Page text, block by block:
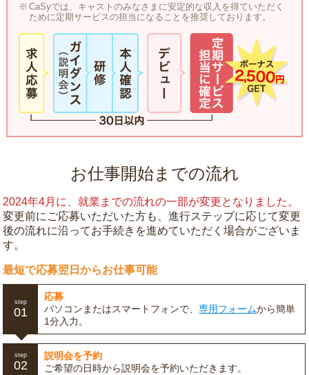
CaSyでは、キャストのみなさまに安定的な収入を得ていただく
ために定期サービスの担当になることを推奨しております。
お仕事開始までの流れ
2024年4月に、就業までの流れの一部が変更となりました。
変更前にご応募いただいた方も、進行ステップに応じて変更
後の流れに沿ってお手続きを進めていただく場合がございま
す。
最短で応募翌日からお仕事可能
step
01
応募
パソコンまたはスマートフォンで、専用フォームから簡単
1分入力。
step
02
説明会を予約
ご希望の日時から説明会を予約いただきます。